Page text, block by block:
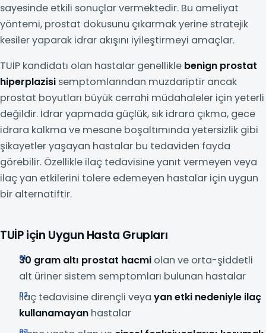
sayesinde etkili sonuçlar vermektedir. Bu ameliyat
yöntemi, prostat dokusunu çıkarmak yerine stratejik
kesiler yaparak idrar akışını iyileştirmeyi amaçlar.
TUİP kandidatı olan hastalar genellikle benign prostat
hiperplazisi semptomlarından muzdariptir ancak
prostat boyutları büyük cerrahi müdahaleler için yeterli
değildir. İdrar yapmada güçlük, sık idrara çıkma, gece
idrara kalkma ve mesane boşaltımında yetersizlik gibi
şikayetler yaşayan hastalar bu tedaviden fayda
görebilir. Özellikle ilaç tedavisine yanıt vermeyen veya
ilaç yan etkilerini tolere edemeyen hastalar için uygun
bir alternatiftir.
TUİP için Uygun Hasta Grupları
30 gram altı prostat hacmi olan ve orta-şiddetli
alt üriner sistem semptomları bulunan hastalar
İlaç tedavisine dirençli veya yan etki nedeniyle ilaç
kullanamayan hastalar